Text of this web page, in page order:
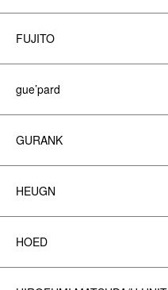
FUJITO
gue’pard
GURANK
HEUGN
HOED